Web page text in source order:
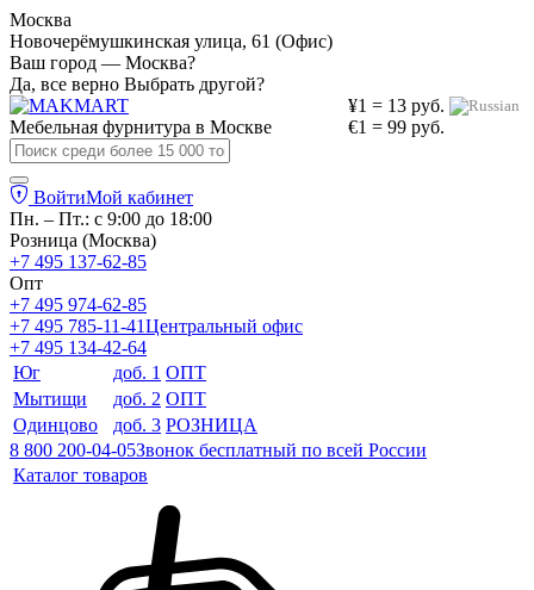
Москва
Новочерёмушкинская улица, 61 (Офис)
Ваш город — Москва?
Да, все верно Выбрать другой?
¥1 = 13 руб.
€1 = 99 руб.
Мебельная фурнитура в Москве
ВойтиМой кабинет
Пн. – Пт.: с 9:00 до 18:00
Розница (Москва)
+7 495 137-62-85
Опт
+7 495 974-62-85
+7 495 785-11-41Центральный офис
+7 495 134-42-64
Юг
доб. 1 ОПТ
Мытищи
доб. 2 ОПТ
Одинцово
доб. 3 РОЗНИЦА
8 800 200-04-05Звонок бесплатный по всей России
Каталог товаров